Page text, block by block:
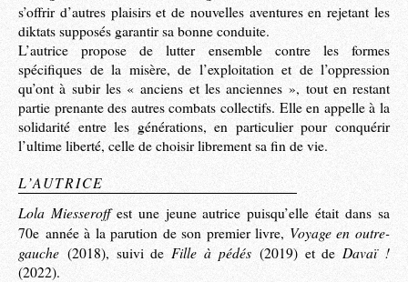
s’offrir d’autres plaisirs et de nouvelles aventures en rejetant les
diktats supposés garantir sa bonne conduite.
L’autrice propose de lutter ensemble contre les formes
spécifiques de la misère, de l’exploitation et de l’oppression
qu’ont à subir les « anciens et les anciennes », tout en restant
partie prenante des autres combats collectifs. Elle en appelle à la
solidarité entre les générations, en particulier pour conquérir
l’ultime liberté, celle de choisir librement sa fin de vie.
L’AUTRICE
Lola Miesseroffest une jeune autrice puisqu’elle était dans sa
70e année à la parution de son premier livre, Voyage en outre-
gauche (2018), suivi de Fille à pédés(2019) et de Davaï !
(2022).